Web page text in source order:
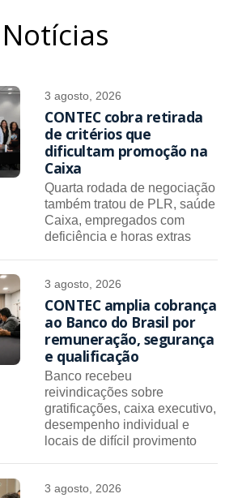
3 agosto, 2026
CONTEC cobra retirada
de critérios que
dificultam promoção na
Caixa
Quarta rodada de negociação
também tratou de PLR, saúde
Caixa, empregados com
deficiência e horas extras
3 agosto, 2026
CONTEC amplia cobrança
ao Banco do Brasil por
remuneração, segurança
e qualificação
Banco recebeu
reivindicações sobre
gratificações, caixa executivo,
desempenho individual e
locais de difícil provimento
3 agosto, 2026